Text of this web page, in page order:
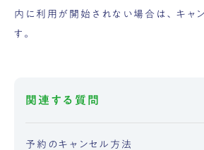
内に利用が開始されない場合は、キャ
す。
関連する質問
予約のキャンセル方法